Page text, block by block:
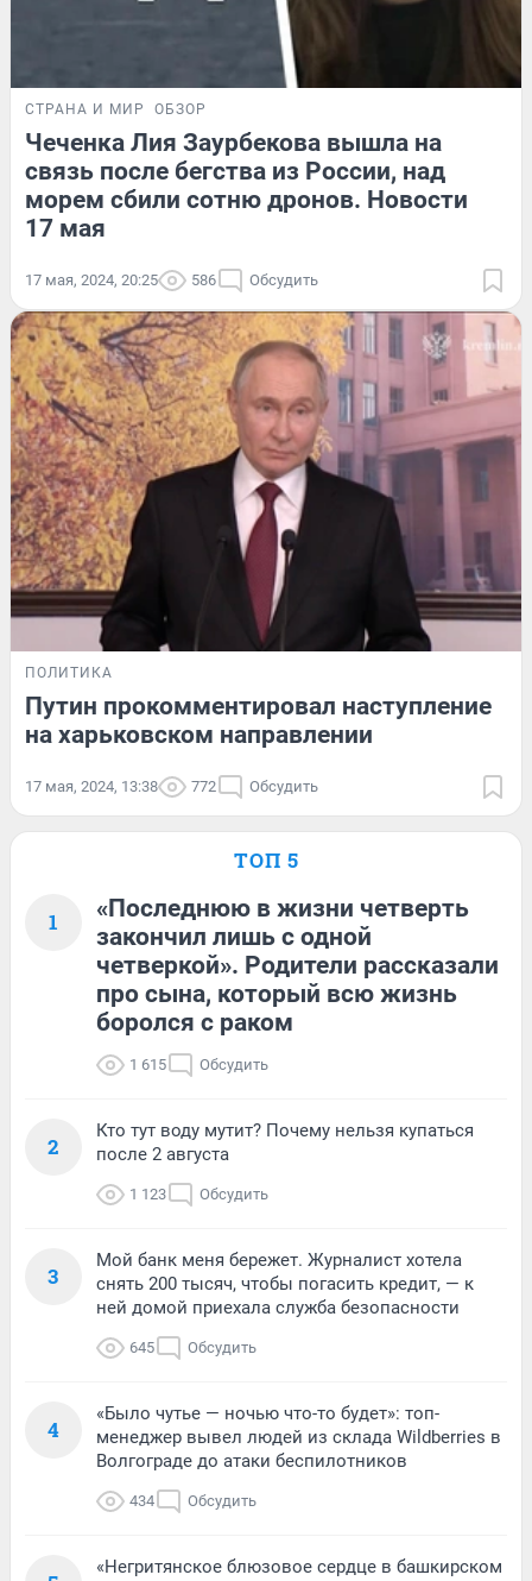
СТРАНА И МИР ОБЗОР
Чеченка Лия Заурбекова вышла на
связь после бегства из России, над
морем сбили сотню дронов. Новости
17 мая
17 мая, 2024, 20:25 586 Обсудить
ПОЛИТИКА
Путин прокомментировал наступление
на харьковском направлении
17 мая, 2024, 13:38 772 Обсудить
ТОП 5
1
«Последнюю в жизни четверть
закончил лишь с одной
четверкой». Родители рассказали
про сына, который всю жизнь
боролся с раком
1 615 Обсудить
2
Кто тут воду мутит? Почему нельзя купаться
после 2 августа
1 123 Обсудить
3
Мой банк меня бережет. Журналист хотела
снять 200 тысяч, чтобы погасить кредит, — к
ней домой приехала служба безопасности
645 Обсудить
4
«Было чутье — ночью что-то будет»: топ-
менеджер вывел людей из склада Wildberries в
Волгограде до атаки беспилотников
434 Обсудить
«Негритянское блюзовое сердце в башкирском